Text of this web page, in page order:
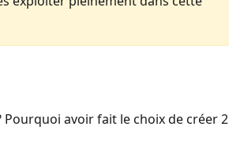
avoir fait le choix de créer 2